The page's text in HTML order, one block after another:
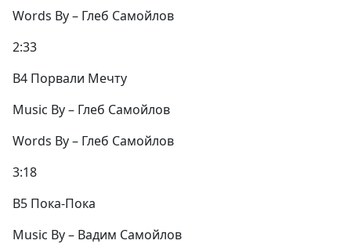
Words By – Глеб Самойлов
2:33
B4 Порвали Мечту
Music By – Глеб Самойлов
Words By – Глеб Самойлов
3:18
B5 Пока-Пока
Music By – Вадим Самойлов